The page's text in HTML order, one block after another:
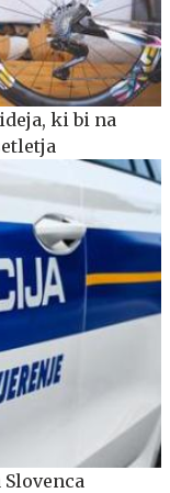
ki bi na